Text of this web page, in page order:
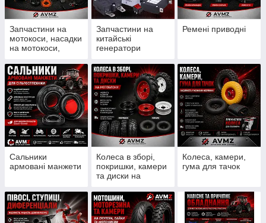
Запчастини на
мотокоси, насадки
на мотокоси,
Запчастини на
китайські
генератори
Ремені приводні
Сальники
армовані манжети
Колеса в зборі,
покришки, камери
та диски на
Колеса, камери,
гума для тачок